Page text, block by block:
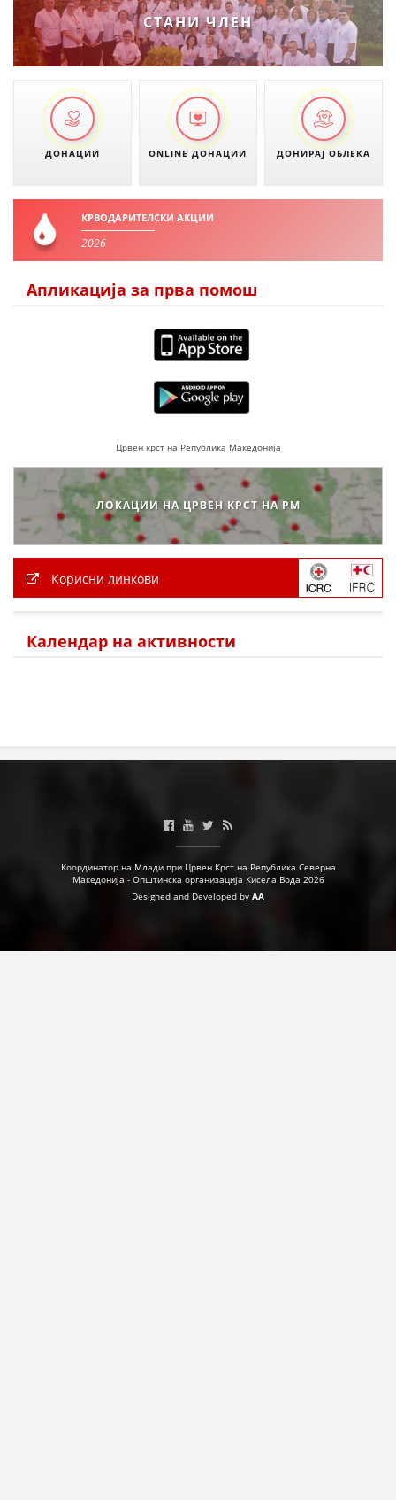
СТАНИ ЧЛЕН
ДОНАЦИИ ONLINE ДОНАЦИИ ДОНИРАЈ ОБЛЕКА
КРВОДАРИТЕЛСКИ АКЦИИ
2026
Апликација за прва помош
Црвен крст на Република Македонија
ЛОКАЦИИ НА ЦРВЕН КРСТ НА РМ
Корисни линкови
Календар на активности
Координатор на Млади при Црвен Крст на Република Северна
Македонија - Општинска организација Кисела Вода 2026
Designed and Developed by AA